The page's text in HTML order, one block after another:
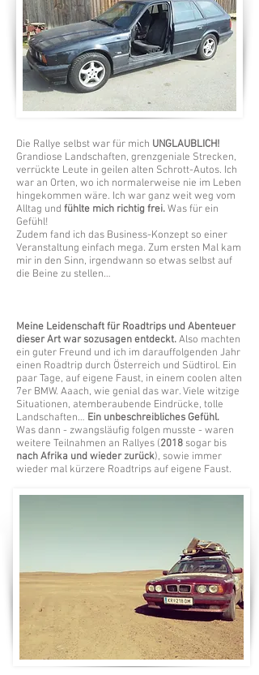
Meine Leidenschaft für Roadtrips und Abenteuer
dieser Art war sozusagen entdeckt.Also machten
ein guter Freund und ich im darauffolgenden Jahr
einen Roadtrip durch Österreich und Südtirol. Ein
paar Tage, auf eigene Faust, in einem coolen alten
7er BMW. Aaach, wie genial das war. Viele witzige
Situationen, atemberaubende Eindrücke, tolle
Landschaften… Ein unbeschreibliches Gefühl.
Was dann - zwangsläufig folgen musste - waren
weitere Teilnahmen an Rallyes (2018 sogar bis
nach Afrika und wieder zurück), sowie immer
wieder mal kürzere Roadtrips auf eigene Faust.
Die Rallye selbst war für mich UNGLAUBLICH!
Grandiose Landschaften, grenzgeniale Strecken,
verrückte Leute in geilen alten Schrott-Autos. Ich
war an Orten, wo ich normalerweise nie im Leben
hingekommen wäre. Ich war ganz weit weg vom
Alltag und fühlte mich richtig frei.Was für ein
Gefühl!
Zudem fand ich das Business-Konzept so einer
Veranstaltung einfach mega. Zum ersten Mal kam
mir in den Sinn, irgendwann so etwas selbst auf
die Beine zu stellen…